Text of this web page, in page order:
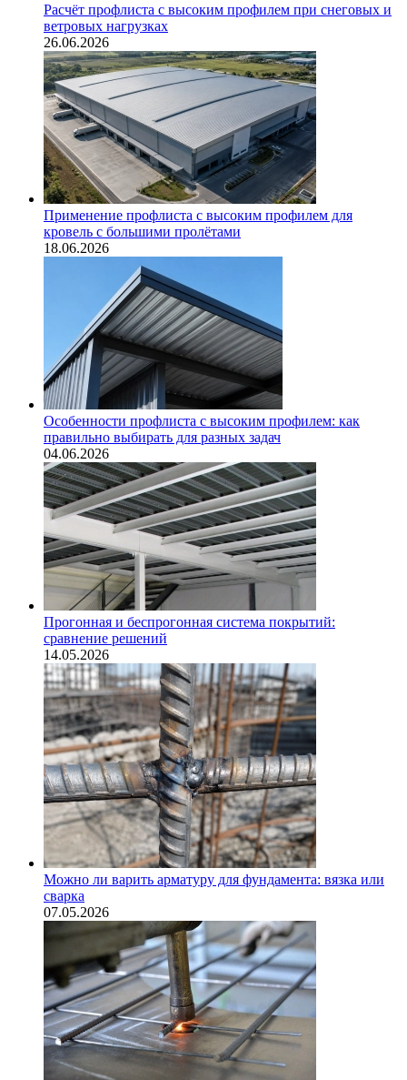
Расчёт профлиста с высоким профилем при снеговых и
ветровых нагрузках
26.06.2026
Применение профлиста с высоким профилем для
кровель с большими пролётами
18.06.2026
Особенности профлиста с высоким профилем: как
правильно выбирать для разных задач
04.06.2026
Прогонная и беспрогонная система покрытий:
сравнение решений
14.05.2026
Можно ли варить арматуру для фундамента: вязка или
сварка
07.05.2026